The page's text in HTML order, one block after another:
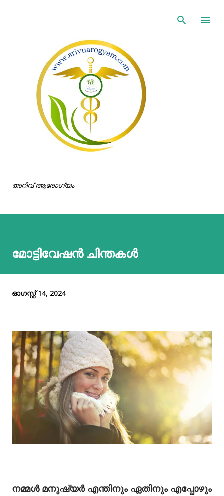
അറിവ് ആരോഗ്യം
മോട്ടിവേഷൻ ചിന്തകൾ
ഓഗസ്റ്റ് 14, 2024
നമ്മൾ മനുഷ്യർ എന്തിനും ഏതിനും എപ്പോഴും